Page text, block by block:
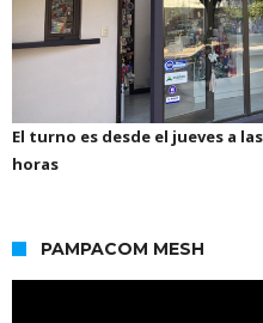
El turno es desde el jueves a
horas
PAMPACOM MESH